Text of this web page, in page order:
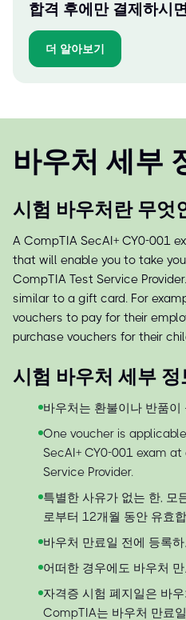
합격 후에만 결제하시
더 알아보기
바우처 세부
시험 바우처란 무엇
A CompTIA SecAI+ CY0-001
that will enable you to take
CompTIA Test Service
similar to a gift card. For
vouchers to pay for their
purchase vouchers for their
시험 바우처 세부 정
바우처는 환불이나 반품이
One voucher is
SecAI+ CY0-001 exam
Service Provider.
특별한 사유가 없는 한, 모
로부터 12개월 동안 유효
바우처 만료일 전에 등록
어떠한 경우에도 바우처
자격증 시험 폐지일은 바
CompTIA는 바우처 만료